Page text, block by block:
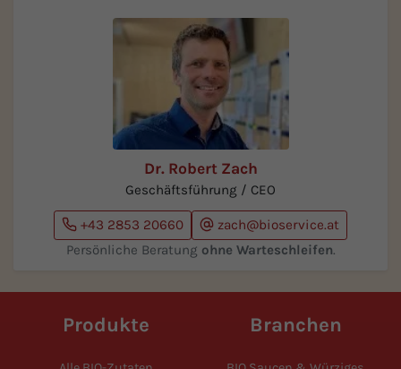
Dr. Robert Zach
Geschäftsführung / CEO
+43 2853 20660
zach@bioservice.at
Persönliche Beratung ohne Warteschleifen.
Produkte Branchen